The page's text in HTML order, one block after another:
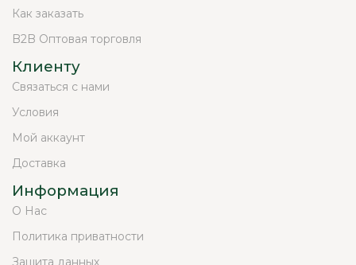
Как заказать
B2B Оптовая торговля
Клиенту
Связаться с нами
Условия
Мой аккаунт
Доставка
Информация
О Нас
Политика приватности
Защита данных